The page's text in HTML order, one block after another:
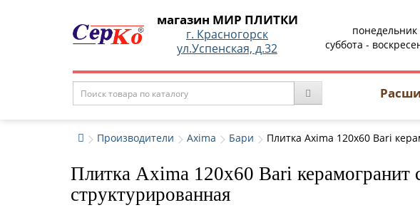
магазин МИР ПЛИТКИ
г. Красногорск
ул.Успенская, д.32
суббота -
Производители Axima Бари Плитка Axima 120x60 Bari
Плитка Axima 120x60 Bari керамогранит
структурированная